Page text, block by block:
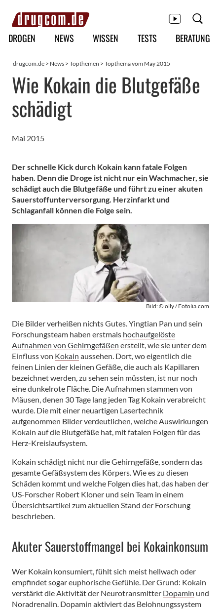
Hauptmenü
DROGEN NEWS WISSEN TESTS BERATUNG
drugcom.de > News > Topthemen > Topthema vom May 2015
Wie Kokain die Blutgefäße
schädigt
Mai 2015
Der schnelle Kick durch Kokain kann fatale Folgen
haben. Denn die Droge ist nicht nur ein Wachmacher, sie
schädigt auch die Blutgefäße und führt zu einer akuten
Sauerstoffunterversorgung. Herzinfarkt und
Schlaganfall können die Folge sein.
Bild: © olly / Fotolia.com
Die Bilder verheißen nichts Gutes. Yingtian Pan und sein
Forschungsteam haben erstmals hochaufgelöste
Aufnahmen von Gehirngefäßen erstellt, wie sie unter dem
Einfluss von Kokain aussehen. Dort, wo eigentlich die
feinen Linien der kleinen Gefäße, die auch als Kapillaren
bezeichnet werden, zu sehen sein müssten, ist nur noch
eine dunkelrote Fläche. Die Aufnahmen stammen von
Mäusen, denen 30 Tage lang jeden Tag Kokain verabreicht
wurde. Die mit einer neuartigen Lasertechnik
aufgenommen Bilder verdeutlichen, welche Auswirkungen
Kokain auf die Blutgefäße hat, mit fatalen Folgen für das
Herz-Kreislaufsystem.
Kokain schädigt nicht nur die Gehirngefäße, sondern das
gesamte Gefäßsystem des Körpers. Wie es zu diesen
Schäden kommt und welche Folgen dies hat, das haben der
US-Forscher Robert Kloner und sein Team in einem
Übersichtsartikel zum aktuellen Stand der Forschung
beschrieben.
Akuter Sauerstoffmangel bei Kokainkonsum
Wer Kokain konsumiert, fühlt sich meist hellwach oder
empfindet sogar euphorische Gefühle. Der Grund: Kokain
verstärkt die Aktivität der Neurotransmitter Dopamin und
Noradrenalin. Dopamin aktiviert das Belohnungssystem